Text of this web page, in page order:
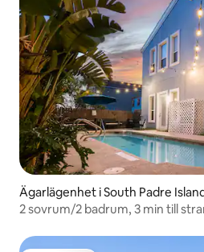
Ägarlägenhet i South Padre
2 sovrum/2 badrum, 3 min till